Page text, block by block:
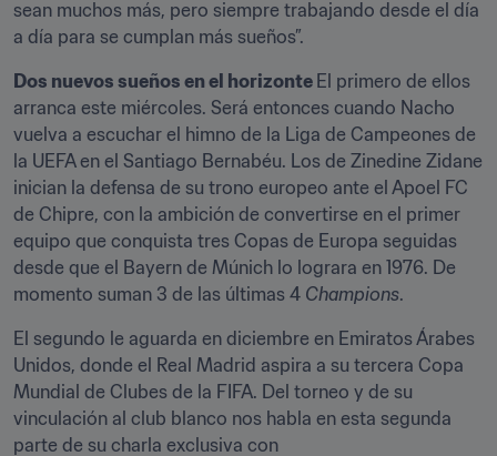
sean muchos más, pero siempre trabajando desde el día
a día para se cumplan más sueños”.
Dos nuevos sueños en el horizonte El primero de ellos
arranca este miércoles. Será entonces cuando Nacho
vuelva a escuchar el himno de la Liga de Campeones de
la UEFA en el Santiago Bernabéu. Los de Zinedine Zidane
inician la defensa de su trono europeo ante el Apoel FC
de Chipre, con la ambición de convertirse en el primer
equipo que conquista tres Copas de Europa seguidas
desde que el Bayern de Múnich lo lograra en 1976. De
momento suman 3 de las últimas 4 Champions.
El segundo le aguarda en diciembre en Emiratos Árabes
Unidos, donde el Real Madrid aspira a su tercera Copa
Mundial de Clubes de la FIFA. Del torneo y de su
vinculación al club blanco nos habla en esta segunda
parte de su charla exclusiva con